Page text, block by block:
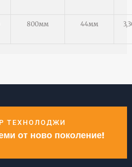
800мм 44мм
ТЕХНОЛОДЖИ
от ново поколение!